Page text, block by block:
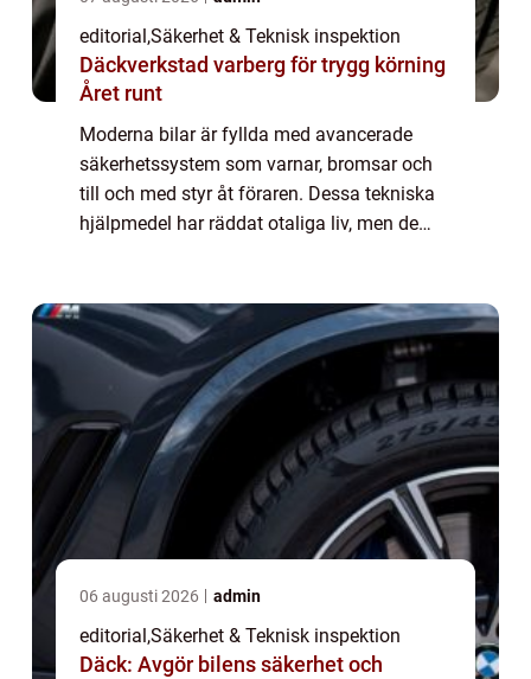
editorial ,Säkerhet & Teknisk inspektion
Däckverkstad varberg för trygg körning
Året runt
Moderna bilar är fyllda med avancerade
säkerhetssystem som varnar, bromsar och
till och med styr åt föraren. Dessa tekniska
hjälpmedel har räddat otaliga liv, men de
06 augusti 2026 admin
editorial ,Säkerhet & Teknisk inspektion
Däck: Avgör bilens säkerhet och